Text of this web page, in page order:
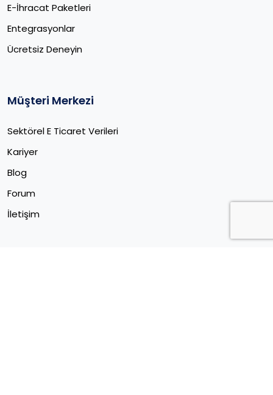
E-İhracat Paketleri​
Entegrasyonlar
Ücretsiz Deneyin
Müşteri Merkezi
Sektörel E Ticaret Verileri
Kariyer
Blog
Forum
İletişim